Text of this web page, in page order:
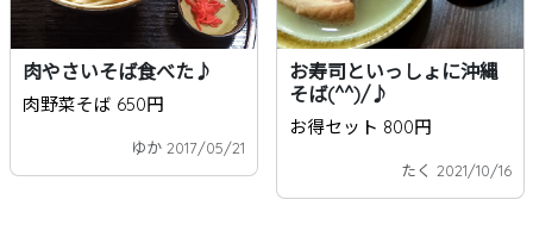
肉やさいそば食べた♪
肉野菜そば 650円
ゆか 2017/05/21
お寿司といっしょに沖縄
そば(^^)/♪
お得セット 800円
たく 2021/10/16